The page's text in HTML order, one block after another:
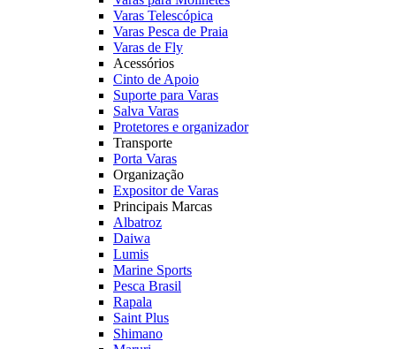
Varas Telescópica
Varas Pesca de Praia
Varas de Fly
Acessórios
Cinto de Apoio
Suporte para Varas
Salva Varas
Protetores e organizador
Transporte
Porta Varas
Organização
Expositor de Varas
Principais Marcas
Albatroz
Daiwa
Lumis
Marine Sports
Pesca Brasil
Rapala
Saint Plus
Shimano